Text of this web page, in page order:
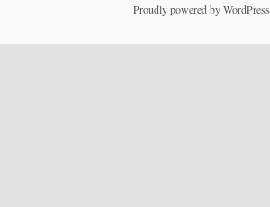
Proudly powered by WordPress